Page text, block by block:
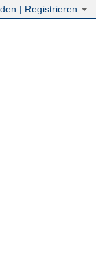
| Registrieren